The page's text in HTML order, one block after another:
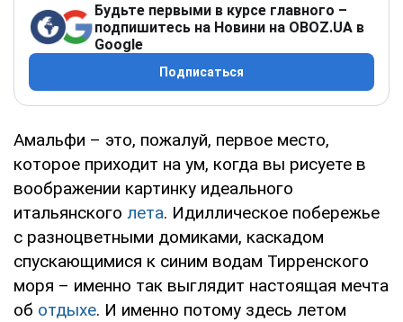
Будьте первыми в курсе главного –
подпишитесь на Новини на OBOZ.UA в
Google
Подписаться
Амальфи – это, пожалуй, первое место,
которое приходит на ум, когда вы рисуете в
воображении картинку идеального
итальянского лета. Идиллическое побережье
с разноцветными домиками, каскадом
спускающимися к синим водам Тирренского
моря – именно так выглядит настоящая мечта
об отдыхе. И именно потому здесь летом